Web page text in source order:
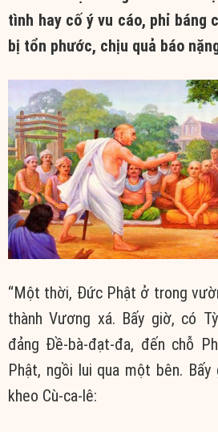
tình hay cố ý vu cáo, phỉ báng
bị tổn phước, chịu quả báo
“Một thời, Đức Phật ở trong
thànhVương xá. Bấy giờ, có
đảng Đề-bà-đạt-đa, đến chỗ
Phật, ngồi lui qua một bên. Bấy
kheo Cù-ca-lê: